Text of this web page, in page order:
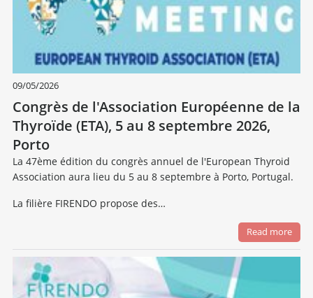
09/05/2026
Congrès de l'Association Européenne de la
Thyroïde (ETA), 5 au 8 septembre 2026,
Porto
La 47ème édition du congrès annuel de l'European Thyroid
Association aura lieu du 5 au 8 septembre à Porto, Portugal.
La filière FIRENDO propose des…
Read more